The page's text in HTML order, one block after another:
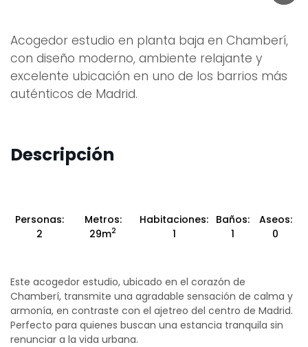
Acogedor estudio en planta baja en Chamberí,
con diseño moderno, ambiente relajante y
excelente ubicación en uno de los barrios más
auténticos de Madrid.
Descripción
Personas:
2
Metros:
29m2
Habitaciones:
1
Baños:
1
Aseos:
0
Este acogedor estudio, ubicado en el corazón de
Chamberí, transmite una agradable sensación de calma y
armonía, en contraste con el ajetreo del centro de Madrid.
Perfecto para quienes buscan una estancia tranquila sin
renunciar a la vida urbana.